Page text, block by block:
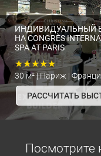
ИНДИВИДУАЛЬНЫЙ
НА CONGRÈS
SPA AT PARIS
★★★★★
30 м² | Париж |
РАССЧИТАТЬ
Посмотрите